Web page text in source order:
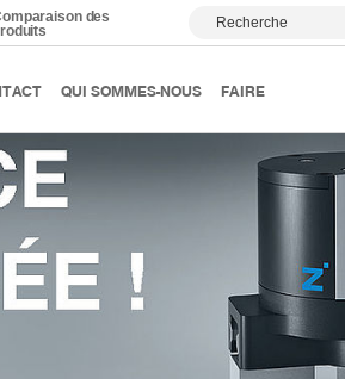
des
Recherche
QUI SOMMES-NOUS FAIRE